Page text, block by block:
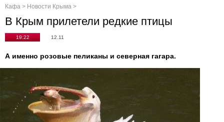
Кафа > Новости Крыма >
В Крым прилетели редкие птицы
19:22 12.11
А именно розовые пеликаны и северная гагара.